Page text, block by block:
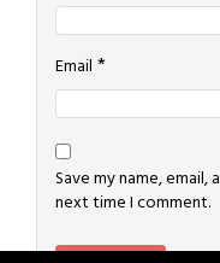
Email *
Save my name,
next time I comment.